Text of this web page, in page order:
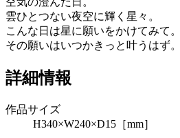
雲ひとつない夜空に輝く星々。
こんな日は星に願いをかけてみて。
その願いはいつかきっと叶うはず。
詳細情報
作品サイズ
H340×W240×D15［mm］